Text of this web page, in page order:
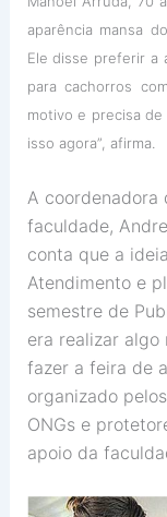
aparência mansa
Ele disse preferir a
para cachorros
motivo e precisa
isso agora”, afirma.
A coordenadora
faculdade,
conta que a
Atendimento e
semestre de
era realizar algo
fazer a feira de
organizado
ONGs e
apoio da